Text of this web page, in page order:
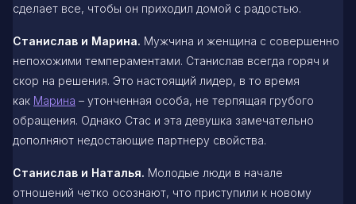
сделает все, чтобы он приходил домой с радостью.
Станислав и Марина. Мужчина и женщина с совершенно
непохожими темпераментами. Станислав всегда горяч и
скор на решения. Это настоящий лидер, в то время
как Марина – утонченная особа, не терпящая грубого
обращения. Однако Стас и эта девушка замечательно
дополняют недостающие партнеру свойства.
Станислав и Наталья. Молодые люди в начале
отношений четко осознают, что приступили к новому